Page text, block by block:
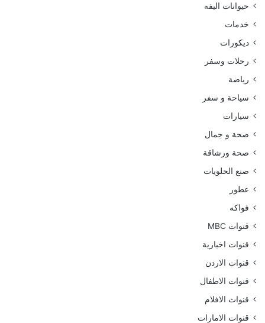
حيوانات اليفه
خدمات
ديكورات
رحلات وسفر
رياضة
سياحة و سفر
سيارات
صحة و جمال
صحة ورشاقة
صنع الحلويات
عطور
فواكه
قنوات MBC
قنوات اخبارية
قنوات الاردن
قنوات الاطفال
قنوات الافلام
قنوات الامارات